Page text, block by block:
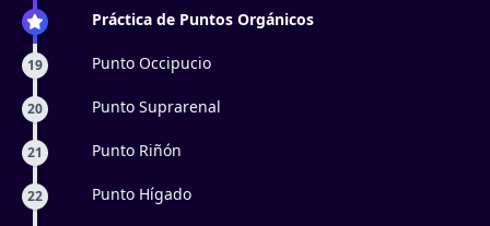
Práctica de Puntos Orgánicos
19 Punto Occipucio
20 Punto Suprarenal
21 Punto Riñón
22 Punto Hígado